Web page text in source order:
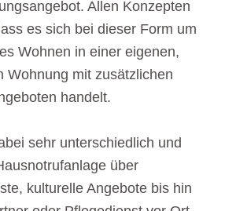
Allen Konzepten
es sich bei dieser Form um
Wohnen in einer eigenen,
Wohnung mit zusätzlichen
handelt.
sehr unterschiedlich und
über
kulturelle Angebote bis hin